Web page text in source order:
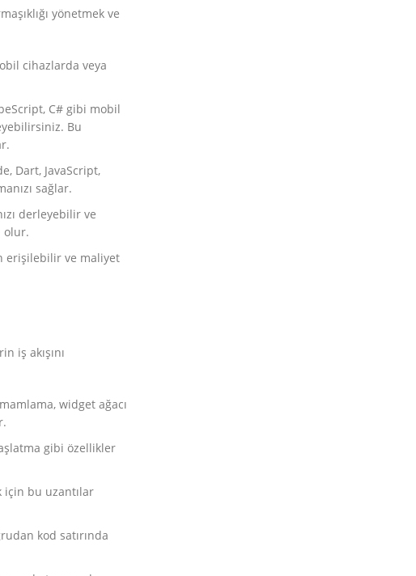
yönetmek ve
cihazlarda veya
C# gibi mobil
Bu
Dart, JavaScript,
sağlar.
derleyebilir ve
olur.
erişilebilir ve maliyet
iş akışını
widget ağacı
gibi özellikler
için bu uzantılar
kod satırında